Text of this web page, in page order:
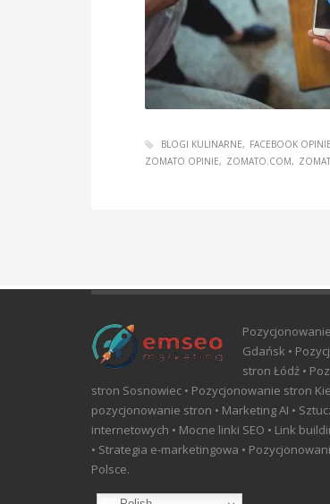
BLOGI KULINARNE FACEBOOK
ZOMATO OPINIE
ZOMATO.COM
Gdańsk •
stron Łódź •
stron Sosnowiec • Pozycjonowanie stron
pozycjonowanie stron • Marketing AI •
internetowych • Mocne linki SEO • Link
• Strategia e-marketingowa •
Polsce.